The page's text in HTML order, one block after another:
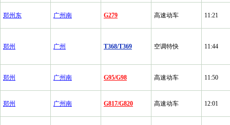
郑州东 广州南 G279 高速动车 11:21
郑州 广州 T368/T369 空调特快 11:44
郑州 广州南 G95/G98 高速动车 11:50
郑州 广州南 G817/G820 高速动车 12:01